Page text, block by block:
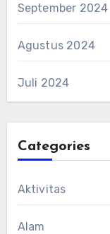
September 2024
Agustus 2024
Juli 2024
Categories
Aktivitas
Alam